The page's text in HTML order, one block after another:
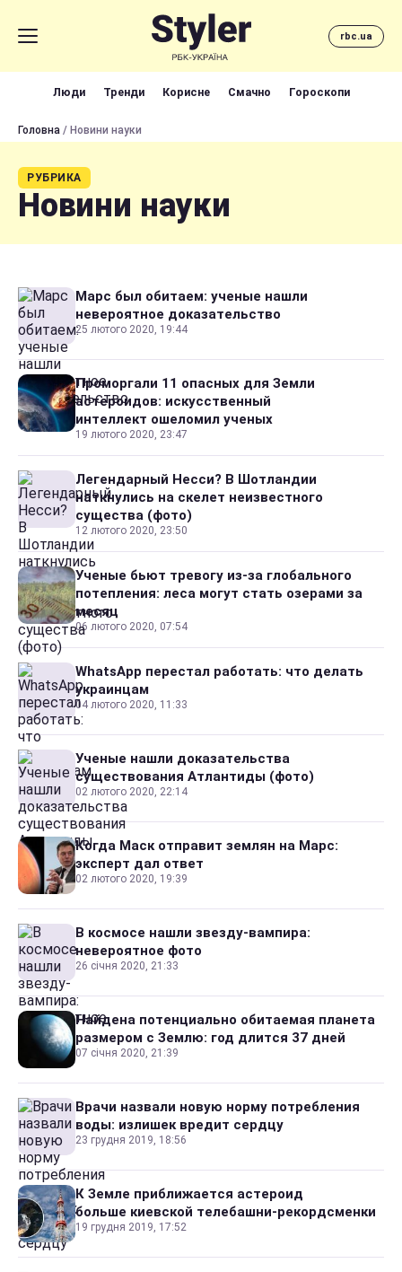
rbc.ua
Люди Тренди Корисне Смачно Гороскопи
Головна / Новини науки
РУБРИКА
Новини науки
Марс был обитаем: ученые нашли
невероятное доказательство
25 лютого 2020, 19:44
Проморгали 11 опасных для Земли
астероидов: искусственный
интеллект ошеломил ученых
19 лютого 2020, 23:47
Легендарный Несси? В Шотландии
наткнулись на скелет неизвестного
существа (фото)
12 лютого 2020, 23:50
Ученые бьют тревогу из-за глобального
потепления: леса могут стать озерами за
месяц
06 лютого 2020, 07:54
WhatsApp перестал работать: что делать
украинцам
04 лютого 2020, 11:33
Ученые нашли доказательства
существования Атлантиды (фото)
02 лютого 2020, 22:14
Когда Маск отправит землян на Марс:
эксперт дал ответ
02 лютого 2020, 19:39
В космосе нашли звезду-вампира:
невероятное фото
26 січня 2020, 21:33
Найдена потенциально обитаемая планета
размером с Землю: год длится 37 дней
07 січня 2020, 21:39
Врачи назвали новую норму потребления
воды: излишек вредит сердцу
23 грудня 2019, 18:56
К Земле приближается астероид
больше киевской телебашни-рекордсменки
19 грудня 2019, 17:52